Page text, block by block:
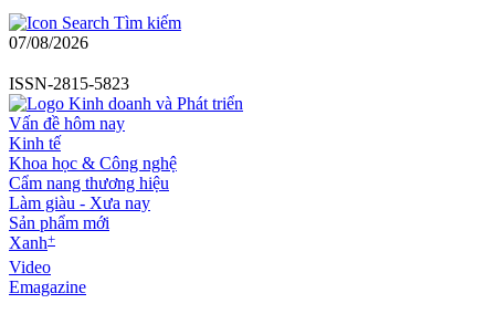
Tìm kiếm
07/08/2026
ISSN-2815-5823
Vấn đề hôm nay
Kinh tế
Khoa học & Công nghệ
Cẩm nang thương hiệu
Làm giàu - Xưa nay
Sản phẩm mới
Xanh+
Video
Emagazine